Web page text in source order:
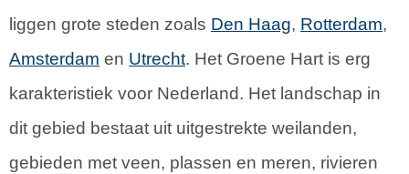
liggen grote steden zoals Den Haag, Rotterdam,
Amsterdam en Utrecht. Het Groene Hart is erg
karakteristiek voor Nederland. Het landschap in
dit gebied bestaat uit uitgestrekte weilanden,
gebieden met veen, plassen en meren, rivieren